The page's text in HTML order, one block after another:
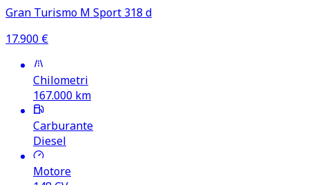
Gran Turismo M Sport 318 d
17.900 €
Chilometri
167.000 km
Carburante
Diesel
Motore